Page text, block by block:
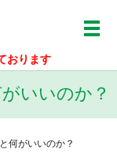
おります
メ
いいのか？
何がいいのか？